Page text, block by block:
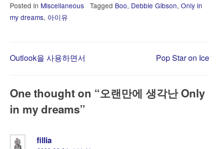
Posted in Miscellaneous Tagged Boo, Debbie Gibson, Only in
my dreams, 아이유
Post
navigation
Outlook을 사용하면서 Pop Star on Ice
One thought on “오랜만에 생각난 Only
in my dreams”
fillia